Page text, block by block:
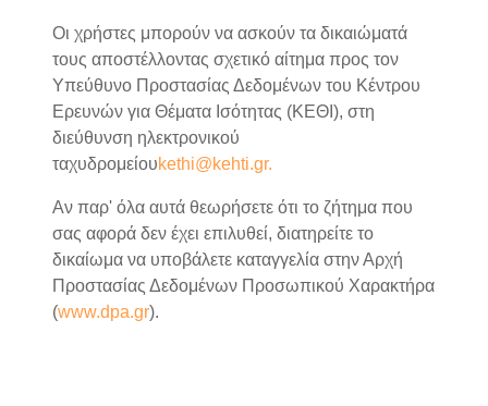
Οι χρήστες μπορούν να ασκούν τα δικαιώματά
τους αποστέλλοντας σχετικό αίτημα προς τον
Υπεύθυνο Προστασίας Δεδομένων του Κέντρου
Ερευνών για Θέματα Ισότητας (ΚΕΘΙ), στη
διεύθυνση ηλεκτρονικού
ταχυδρομείουkethi@kehti.gr.
Αν παρ' όλα αυτά θεωρήσετε ότι το ζήτημα που
σας αφορά δεν έχει επιλυθεί, διατηρείτε το
δικαίωμα να υποβάλετε καταγγελία στην Αρχή
Προστασίας Δεδομένων Προσωπικού Χαρακτήρα
(www.dpa.gr).